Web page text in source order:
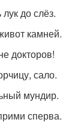
до слёз.
камней.
докторов!
сало.
мундир.
сперва.